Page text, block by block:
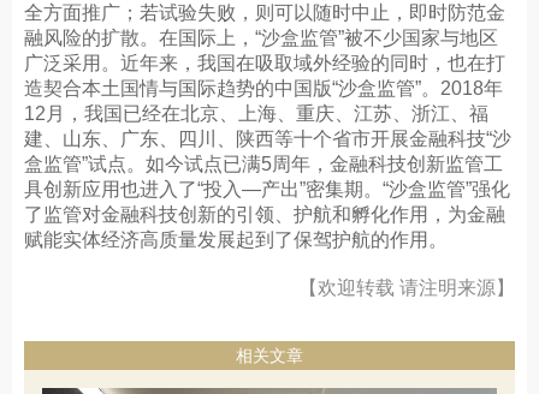
全方面推广；若试验失败，则可以随时中止，即时防范金
融风险的扩散。在国际上，“沙盒监管”被不少国家与地区
广泛采用。近年来，我国在吸取域外经验的同时，也在打
造契合本土国情与国际趋势的中国版“沙盒监管”。2018年
12月，我国已经在北京、上海、重庆、江苏、浙江、福
建、山东、广东、四川、陕西等十个省市开展金融科技“沙
盒监管”试点。如今试点已满5周年，金融科技创新监管工
具创新应用也进入了“投入—产出”密集期。“沙盒监管”强化
了监管对金融科技创新的引领、护航和孵化作用，为金融
赋能实体经济高质量发展起到了保驾护航的作用。
【欢迎转载 请注明来源】
相关文章